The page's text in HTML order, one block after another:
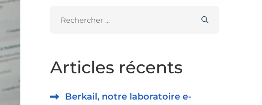
Articles récents
Berkail, notre laboratoire e-